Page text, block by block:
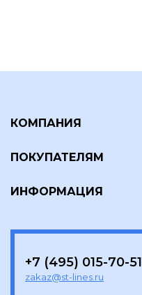
КОМПАНИЯ
ПОКУПАТЕЛЯМ
ИНФОРМАЦИЯ
+7 (495) 015-70-51
zakaz@st-lines.ru